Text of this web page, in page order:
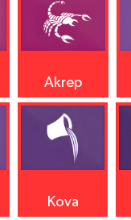
Akrep
Kova